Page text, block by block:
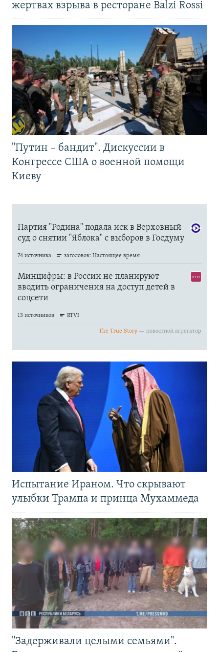
жертвах взрыва в ресторане Balzi Rossi
"Путин – бандит". Дискуссии в
Конгрессе США о военной помощи
Киеву
Испытание Ираном. Что скрывают
улыбки Трампа и принца Мухаммеда
"Задерживали целыми семьями".